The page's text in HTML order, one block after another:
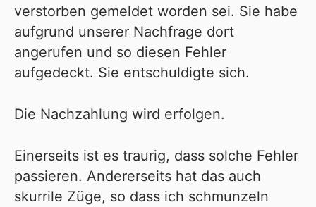
verstorben gemeldet worden sei. Sie habe
aufgrund unserer Nachfrage dort
angerufen und so diesen Fehler
aufgedeckt. Sie entschuldigte sich.
Die Nachzahlung wird erfolgen.
Einerseits ist es traurig, dass solche Fehler
passieren. Andererseits hat das auch
skurrile Züge, so dass ich schmunzeln